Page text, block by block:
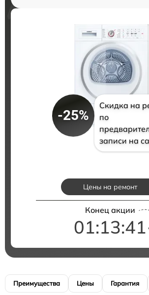
-25%
Скидка на
по
записи на
Цены на ремонт
Конец акции
01:13:40
Преимущества Цены Гарантия